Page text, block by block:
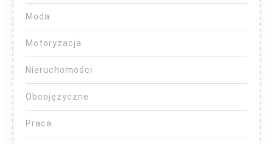
Moda
Motoryzacja
Nieruchomości
Obcojęzyczne
Praca